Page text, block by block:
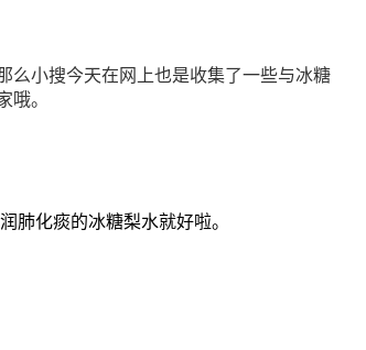
么小搜今天在网上也是收集了一些与冰糖
。
肺化痰的冰糖梨水就好啦。